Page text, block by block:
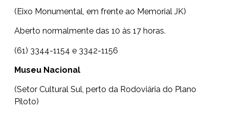
(Eixo Monumental, em frente ao Memorial JK)
Aberto normalmente das 10 às 17 horas.
(61) 3344-1154 e 3342-1156
Museu Nacional
(Setor Cultural Sul, perto da Rodoviária do Plano
Piloto)